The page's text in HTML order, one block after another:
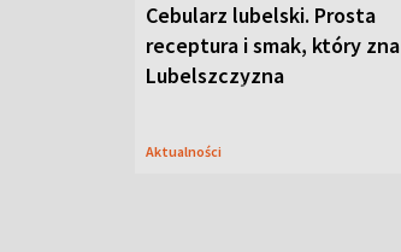
Cebularz lubelski. Prosta
receptura i smak, który zna
Lubelszczyzna
Aktualności